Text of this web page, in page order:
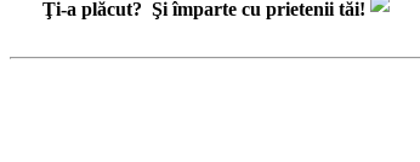
Ţi-a plăcut? Şi împarte cu prietenii tăi!